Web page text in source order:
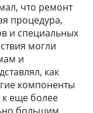
что ремонт
процедура,
и специальных
могли
и
как
компоненты
к еще более